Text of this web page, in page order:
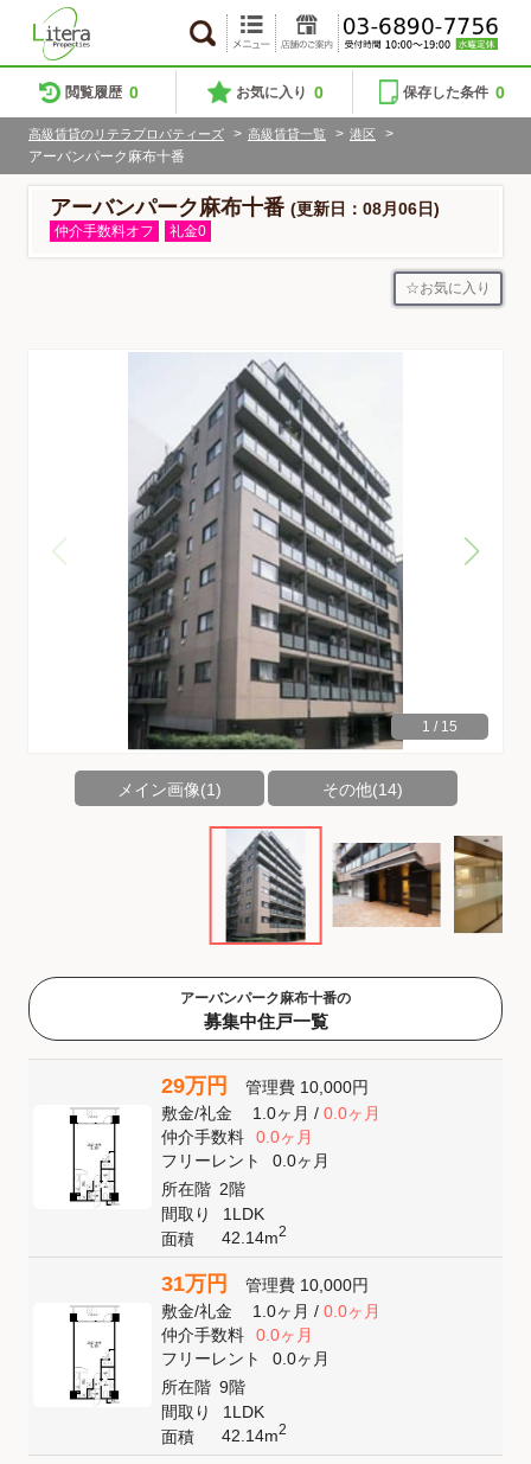
閲覧履歴 0 お気に入り 0 保存した条件 0
高級賃貸のリテラプロパティーズ > 高級賃貸一覧 > 港区
>
アーバンパーク麻布十番
アーバンパーク麻布十番 (更新日：08月06日)
仲介手数料オフ 礼金0
お気に入り
1 / 15
メイン画像(1) その他(14)
アーバンパーク麻布十番の
募集中住戸一覧
29万円 管理費 10,000円
敷金/礼金 1.0ヶ月/ 0.0ヶ月
仲介手数料
0.0ヶ月
フリーレント
0.0ヶ月
所在階 2階
間取り
1LDK
面積
42.14m2
31万円 管理費 10,000円
敷金/礼金 1.0ヶ月/ 0.0ヶ月
仲介手数料
0.0ヶ月
フリーレント
0.0ヶ月
所在階 9階
間取り
1LDK
面積
42.14m2